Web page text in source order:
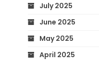
July 2025
June 2025
May 2025
April 2025